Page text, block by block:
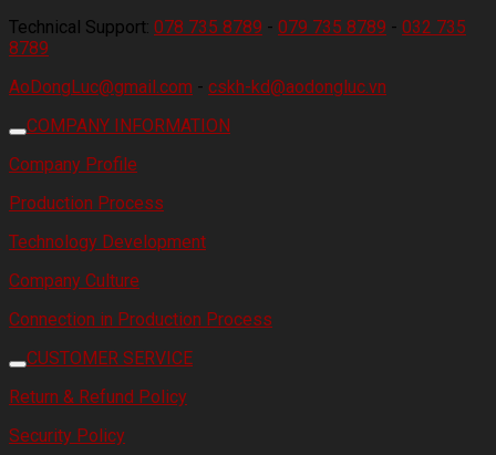
Technical Support: 078 735 8789 - 079 735 8789 - 032 735
8789
AoDongLuc@gmail.com - cskh-kd@aodongluc.vn
COMPANY INFORMATION
Company Profile
Production Process
Technology Development
Company Culture
Connection in Production Process
CUSTOMER SERVICE
Return & Refund Policy
Security Policy